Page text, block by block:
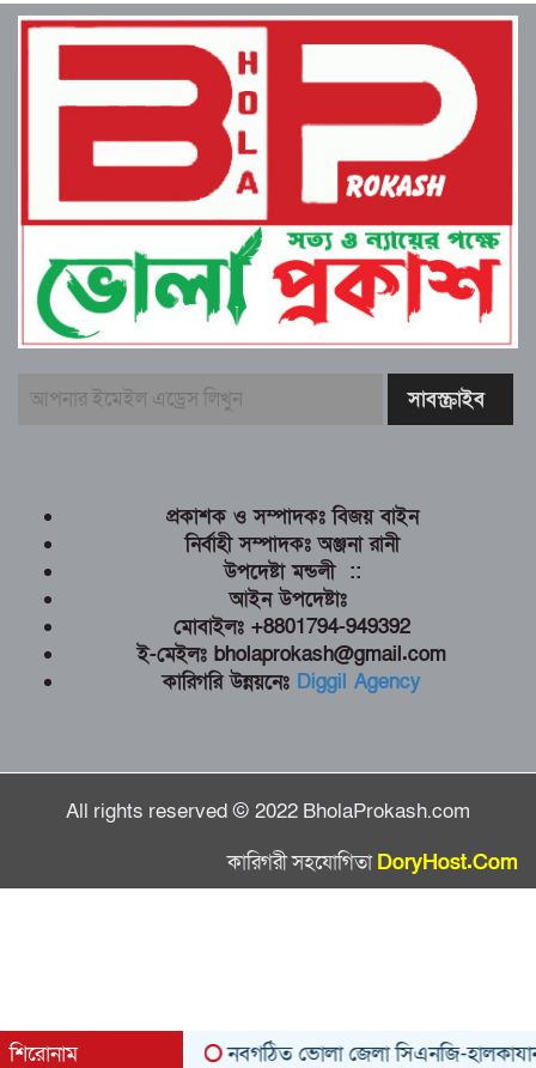
প্রকাশক ও সম্পাদকঃ বিজয় বাইন
নির্বাহী সম্পাদকঃ অঞ্জনা রানী
উপদেষ্টা মন্ডলী ::
আইন উপদেষ্টাঃ
মোবাইলঃ +8801794-949392
ই-মেইলঃ bholaprokash@gmail.com
কারিগরি উন্নয়নেঃ Diggil Agency
শিরোনাম নবগঠিত ভোলা জেলা সিএনজি-হালকাযান
All rights reserved © 2022 BholaProkash.com
কারিগরী সহযোগিতাDoryHost.Com